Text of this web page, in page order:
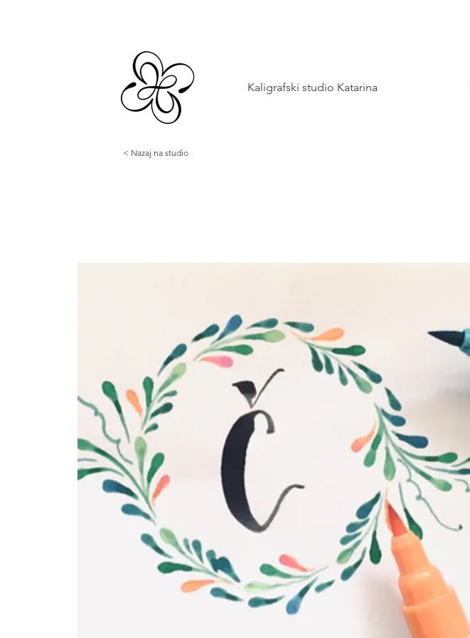
Kaligrafski studio Katarina
< Nazaj na studio